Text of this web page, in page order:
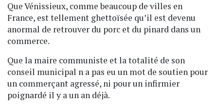
Que Vénissieux, comme beaucoup de villes en
France, est tellement ghettoïsée qu’il est devenu
anormal de retrouver du porc et du pinard dans un
commerce.
Que la maire communiste et la totalité de son
conseil municipal n a pas eu un mot de soutien pour
un commerçant agressé, ni pour un infirmier
poignardé il y a un an déjà.